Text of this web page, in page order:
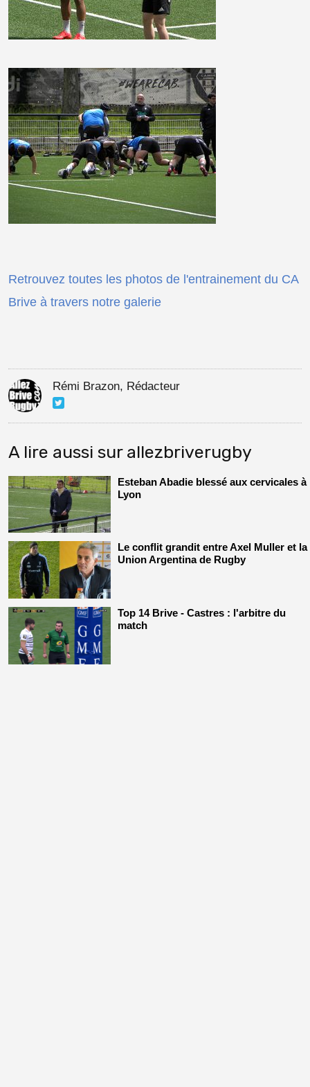
Retrouvez toutes les photos de l'entrainement du CA
Brive à travers notre galerie
Rémi Brazon, Rédacteur
A lire aussi sur allezbriverugby
Esteban Abadie blessé aux cervicales à
Lyon
Le conflit grandit entre Axel Muller et la
Union Argentina de Rugby
Top 14 Brive - Castres : l'arbitre du
match